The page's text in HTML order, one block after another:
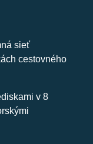
sieť
cestovného
v 8